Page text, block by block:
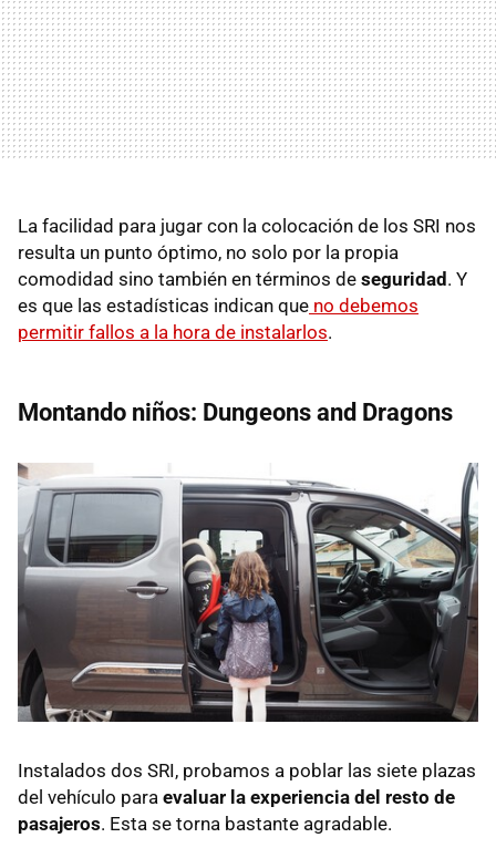
La facilidad para jugar con la colocación de los SRI nos
resulta un punto óptimo, no solo por la propia
comodidad sino también en términos de seguridad. Y
es que las estadísticas indican que no debemos
permitir fallos a la hora de instalarlos.
Montando niños: Dungeons and Dragons
Instalados dos SRI, probamos a poblar las siete plazas
del vehículo para evaluar la experiencia del resto de
pasajeros. Esta se torna bastante agradable.